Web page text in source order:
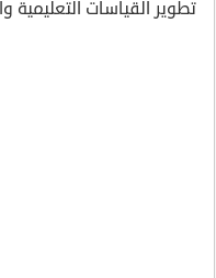
تطوير القياسات التعليمية